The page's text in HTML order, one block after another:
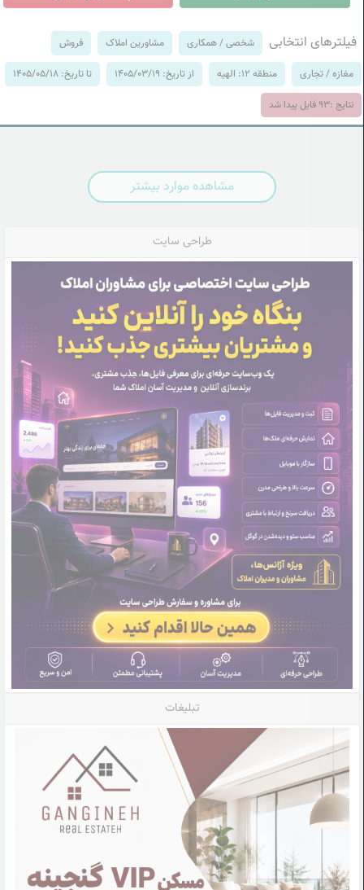
فیلترهای انتخابی شخصی / همکاری مشاورین املاک فروش
مغازه / تجاری منطقه 12: الهیه از تاریخ: 1405/03/19 تا تاریخ: 1405/05/18
نتایج :93فایل پیدا شد
مشاهده موارد بیشتر
طراحی سایت
تبلیغات